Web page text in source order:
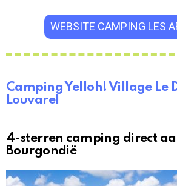
WEBSITE CAMPING LES
Camping Yelloh! Village Le
Louvarel
4-sterren camping direct
Bourgondië